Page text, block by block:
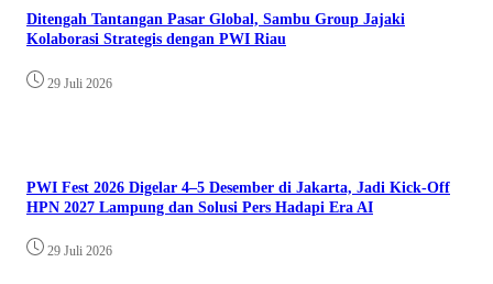
Ditengah Tantangan Pasar Global, Sambu Group Jajaki
Kolaborasi Strategis dengan PWI Riau
29 Juli 2026
PWI Fest 2026 Digelar 4–5 Desember di Jakarta, Jadi Kick-Off
HPN 2027 Lampung dan Solusi Pers Hadapi Era AI
29 Juli 2026